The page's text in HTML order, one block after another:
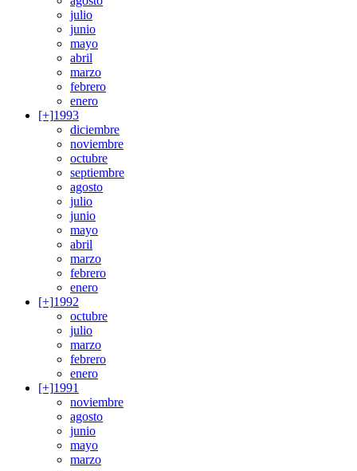
julio
junio
mayo
abril
marzo
febrero
enero
[+]1993
diciembre
noviembre
octubre
septiembre
agosto
julio
junio
mayo
abril
marzo
febrero
enero
[+]1992
octubre
julio
marzo
febrero
enero
[+]1991
noviembre
agosto
junio
mayo
marzo